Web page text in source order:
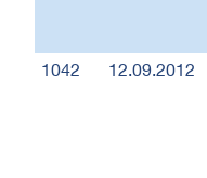
1042 12.09.2012